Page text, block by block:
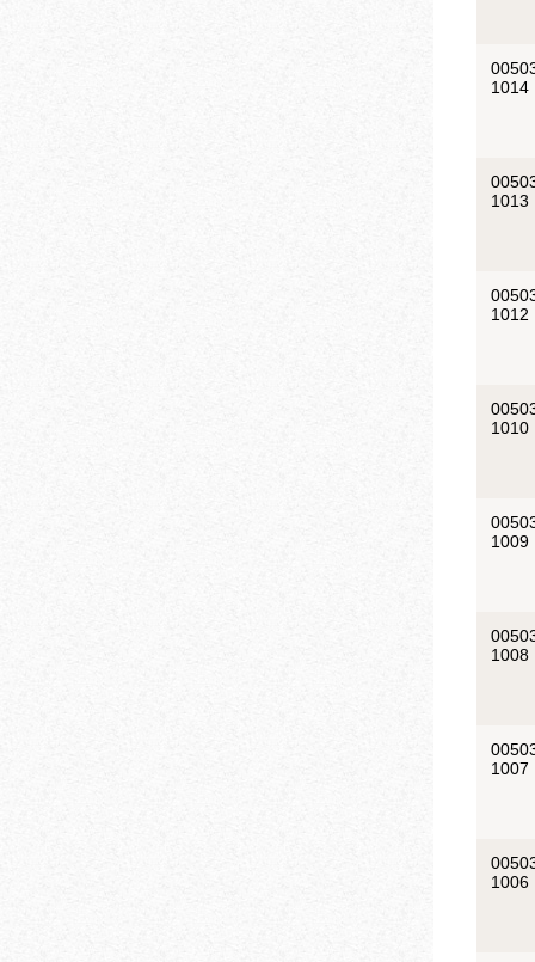
1014
1013
1012
1010
1009
1008
1007
1006